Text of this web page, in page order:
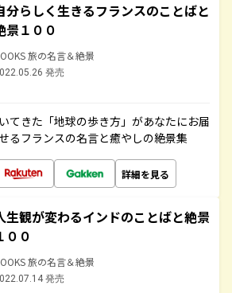
分らしく生きるフランスのことばと
景１００
旅の名言＆絶景
発売
てきた「地球の歩き方」があなたにお届
るフランスの名言と癒やしの絶景集
詳細を見る
生観が変わるインドのことばと絶景
００
旅の名言＆絶景
発売